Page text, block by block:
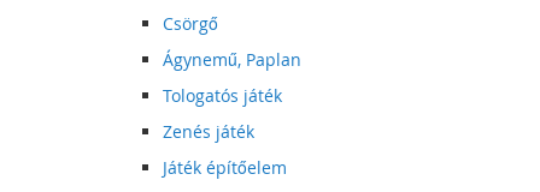
Csörgő
Ágynemű, Paplan
Tologatós játék
Zenés játék
Játék építőelem